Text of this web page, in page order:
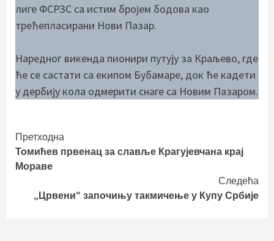
лиге ФСРЗС са истим бројем бодова као
трећепласирани Нови Пазар.
Наредног викенда пионири путују за Краљево, где
ће се састати са екипом Бубамаре, док ће кадети
у дербију кола одмерити снаге са Новим Пазаром.
Continue
Reading
Претходна
Томићев првенац за славље Крагујевчана крај
Мораве
Следећа
„Црвени“ започињу такмичење у Купу Србије